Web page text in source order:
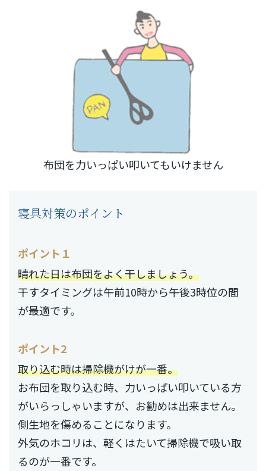
布団を力いっぱい叩いてもいけません
寝具対策のポイント
ポイント１
晴れた日は布団をよく干しましょう。
干すタイミングは午前10時から午後3時位の間
が最適です。
ポイント2
取り込む時は掃除機がけが一番。
お布団を取り込む時、力いっぱい叩いている方
がいらっしゃいますが、お勧めは出来ません。
側生地を傷めることになります。
外気のホコリは、軽くはたいて掃除機で吸い取
るのが一番です。